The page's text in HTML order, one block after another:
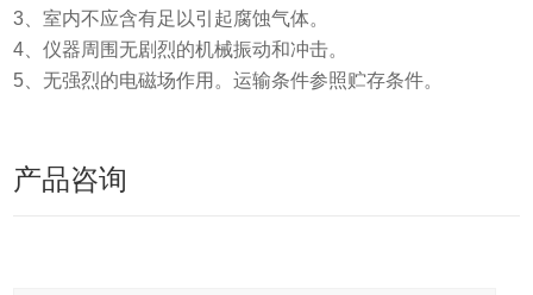
3 、室内不应含有足以引起腐蚀气体。
4 、仪器周围无剧烈的机械振动和冲击。
5 、无强烈的电磁场作用。运输条件参照贮存条件。
产品咨询